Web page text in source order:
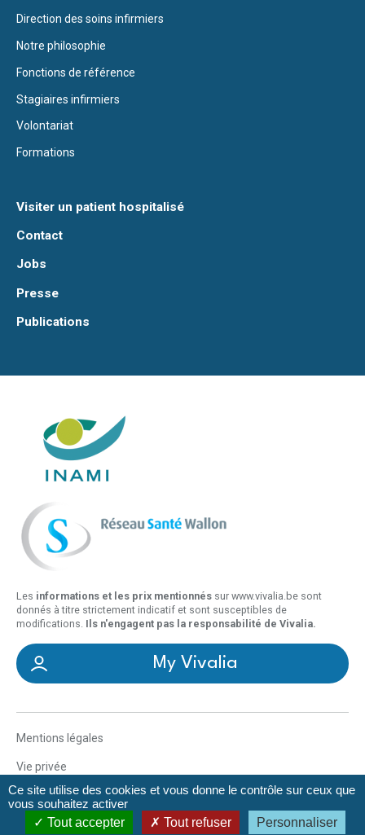
Direction des soins infirmiers
Notre philosophie
Fonctions de référence
Stagiaires infirmiers
Volontariat
Formations
Visiter un patient hospitalisé
Contact
Jobs
Presse
Publications
Les informations et les prix mentionnés sur www.vivalia.be sont
donnés à titre strictement indicatif et sont susceptibles de
modifications. Ils n'engagent pas la responsabilité de Vivalia.
My Vivalia
Mentions légales
Vie privée
Déclaration d’accessibilité
Gestionnaire de cookies
Ce site utilise des cookies et vous donne le contrôle sur ceux que
vous souhaitez activer
Tout accepter
Tout refuser Personnaliser